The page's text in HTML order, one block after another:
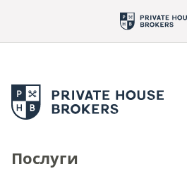
Послуги